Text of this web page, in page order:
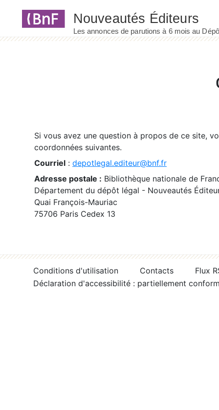
Si vous avez une question à propos de ce site,
coordonnées suivantes.
Courriel : depotlegal.editeur@bnf.fr
Adresse postale : Bibliothèque nationale de
Département du dépôt légal - Nouveautés
Quai François-Mauriac
75706 Paris Cedex 13
Conditions d'utilisation Contacts
Flux
Déclaration d'accessibilité : partiellement